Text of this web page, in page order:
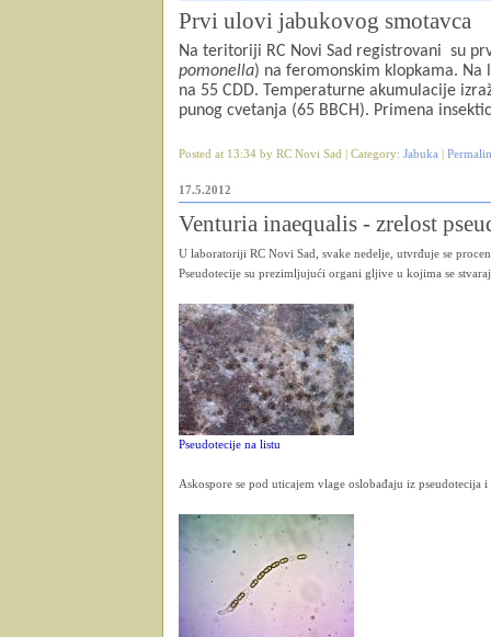
Prvi ulovi jabukovog smotavca
Na teritoriji RC Novi Sad registrovani su
pomonella) na feromonskim klopkama. Na
na 55 CDD. Temperaturne akumulacije
punog cvetanja (65 BBCH). Primena
Posted at 13:34 by RC Novi Sad | Category: Jabuka
17.5.2012
Venturia inaequalis - zrelost
U laboratoriji RC Novi Sad, svake nedelje, utvrđuje se
Pseudotecije su prezimljujući organi gljive u kojima se
Pseudotecije na listu
Askospore se pod uticajem vlage oslobađaju iz pseudotecija